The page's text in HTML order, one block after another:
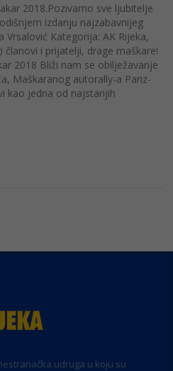
2018.Pozivamo sve ljubitelje
izdanju najzabavnijeg
Vrsalović Kategorija: AK Rijeka,
i prijatelji, drage maškare!
2018 Bliži nam se obilježavanje
Maškaranog autorally-a Pariz-
kao jedna od najstarijih
udruga u koju su